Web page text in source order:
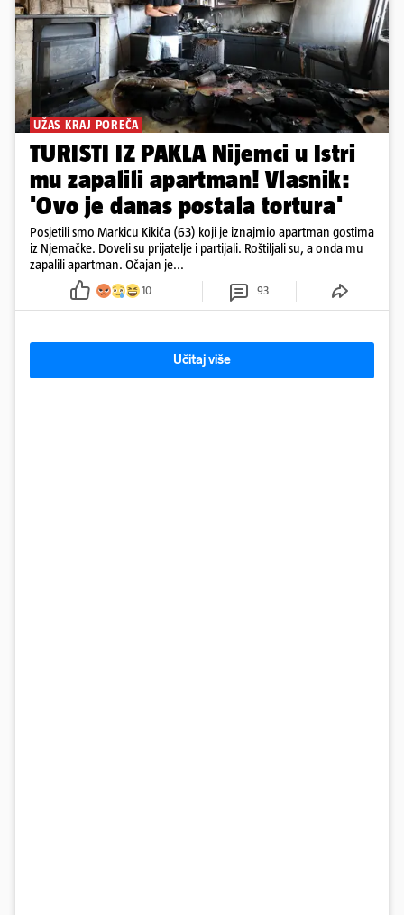
UŽAS KRAJ POREČA
TURISTI IZ PAKLA Nijemci u Istri
mu zapalili apartman! Vlasnik:
'Ovo je danas postala tortura'
Posjetili smo Markicu Kikića (63) koji je iznajmio apartman gostima
iz Njemačke. Doveli su prijatelje i partijali. Roštiljali su, a onda mu
zapalili apartman. Očajan je...
10 93
Učitaj više